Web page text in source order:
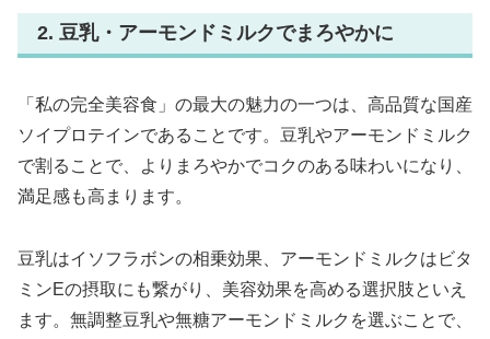
2. 豆乳・アーモンドミルクでまろやかに
「私の完全美容食」の最大の魅力の一つは、高品質な国産
ソイプロテインであることです。豆乳やアーモンドミルク
で割ることで、よりまろやかでコクのある味わいになり、
満足感も高まります。
豆乳はイソフラボンの相乗効果、アーモンドミルクはビタ
ミンEの摂取にも繋がり、美容効果を高める選択肢といえ
ます。無調整豆乳や無糖アーモンドミルクを選ぶことで、